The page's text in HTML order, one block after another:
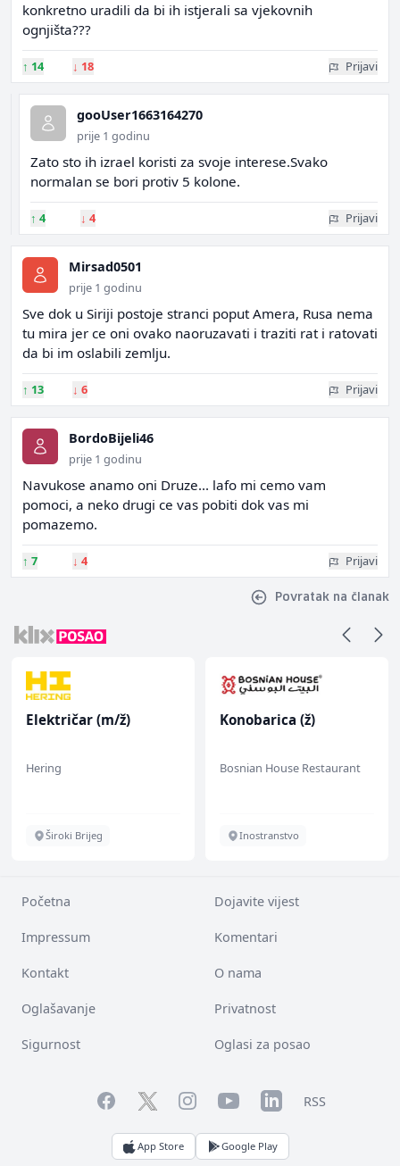
konkretno uradili da bi ih istjerali sa vjekovnih
ognjišta???
↑ 14 ↓ 18 Prijavi
gooUser1663164270
prije 1 godinu
Zato sto ih izrael koristi za svoje interese.Svako
normalan se bori protiv 5 kolone.
↑ 4 ↓ 4 Prijavi
Mirsad0501
prije 1 godinu
Sve dok u Siriji postoje stranci poput Amera, Rusa nema
tu mira jer ce oni ovako naoruzavati i traziti rat i ratovati
da bi im oslabili zemlju.
↑ 13 ↓ 6 Prijavi
BordoBijeli46
prije 1 godinu
Navukose anamo oni Druze... lafo mi cemo vam
pomoci, a neko drugi ce vas pobiti dok vas mi
pomazemo.
↑ 7 ↓ 4 Prijavi
Povratak na članak
Električar (m/ž)
Hering
Široki Brijeg
Konobarica (ž)
Bosnian House Restaurant
Inostranstvo
Početna Dojavite vijest
Impressum Komentari
Kontakt O nama
Oglašavanje Privatnost
Sigurnost Oglasi za posao
FacebookTwitterInstagramYouTubeLinkedInRSS
App Store Google Play